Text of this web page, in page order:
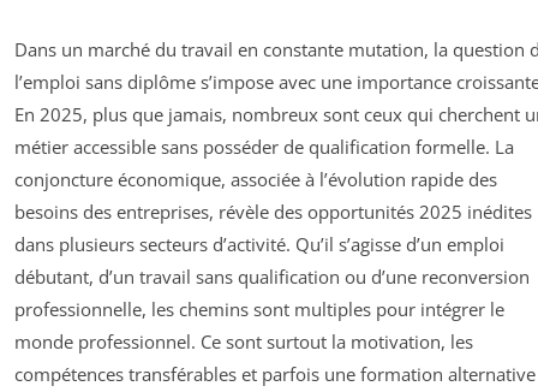
Dans un marché du travail en constante mutation, la question
l’emploi sans diplôme s’impose avec une importance
En 2025, plus que jamais, nombreux sont ceux qui cherchent
métier accessible sans posséder de qualification formelle. La
conjoncture économique, associée à l’évolution rapide des
besoins des entreprises, révèle des opportunités 2025 inédites
dans plusieurs secteurs d’activité. Qu’il s’agisse d’un emploi
débutant, d’un travail sans qualification ou d’une reconversion
professionnelle, les chemins sont multiples pour intégrer le
monde professionnel. Ce sont surtout la motivation, les
compétences transférables et parfois une formation alternative